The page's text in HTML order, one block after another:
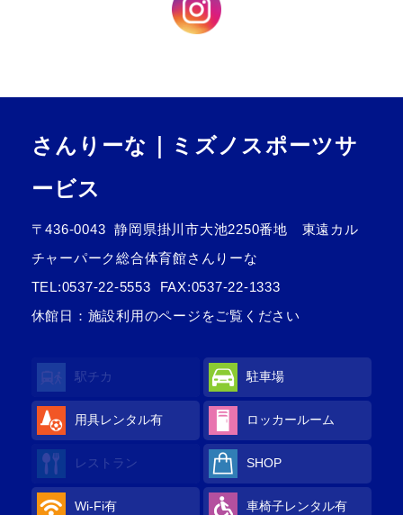
さんりーな｜ミズノスポーツサ
ービス
〒436-0043
静岡県掛川市大池2250番地 東遠カル
チャーパーク総合体育館さんりーな
TEL:0537-22-5553
FAX:0537-22-1333
休館日：施設利用のページをご覧ください
駅チカ 駐車場
用具レンタル有 ロッカールーム
レストラン SHOP
Wi-Fi有 車椅子レンタル有